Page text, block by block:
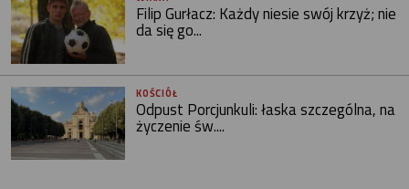
Filip Gurłacz: Każdy niesie swój krzyż; nie
da się go...
KOŚCIÓŁ
Odpust Porcjunkuli: łaska szczególna, na
życzenie św....